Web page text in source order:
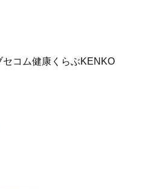
セコム健康くらぶKENKO